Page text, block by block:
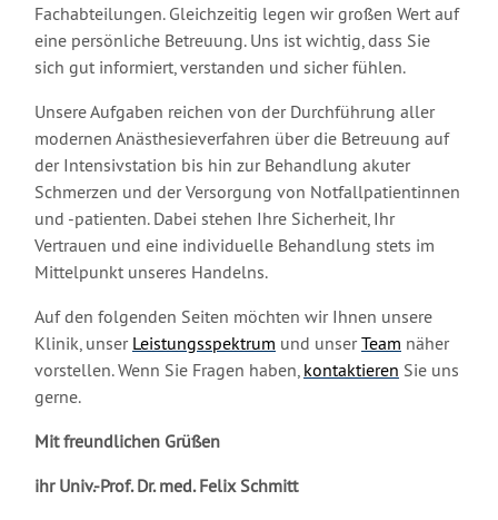
Fachabteilungen. Gleichzeitig legen wir großen Wert auf
eine persönliche Betreuung. Uns ist wichtig, dass Sie
sich gut informiert, verstanden und sicher fühlen.
Unsere Aufgaben reichen von der Durchführung aller
modernen Anästhesieverfahren über die Betreuung auf
der Intensivstation bis hin zur Behandlung akuter
Schmerzen und der Versorgung von Notfallpatientinnen
und -patienten. Dabei stehen Ihre Sicherheit, Ihr
Vertrauen und eine individuelle Behandlung stets im
Mittelpunkt unseres Handelns.
Auf den folgenden Seiten möchten wir Ihnen unsere
Klinik, unser Leistungsspektrum und unserTeam näher
vorstellen. Wenn Sie Fragen haben, kontaktieren Sie uns
gerne.
Mit freundlichen Grüßen
ihr Univ.-Prof. Dr. med. Felix Schmitt